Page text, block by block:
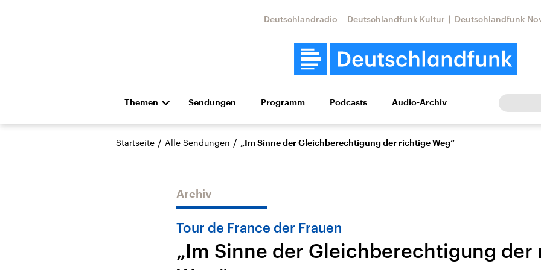
Deutschlandradio Deutschlandfunk Kultur Deutschlandfunk
Themen
Die Nachrichten Politik Wirtschaft Wissen Kultur Europa
Hörspiel und Feature Musik
Landtagswahl Sachsen-
Anhalt 2026
USA
Nahostkonflikt
Iran
Aktuelle Lage und
Sendungen Programm Podcasts Audio-Archiv
Startseite / Alle Sendungen / „Im Sinne der Gleichberechtigung der richtige Weg“
Archiv
Tour de France der Frauen
„Im Sinne der Gleichberechtigung